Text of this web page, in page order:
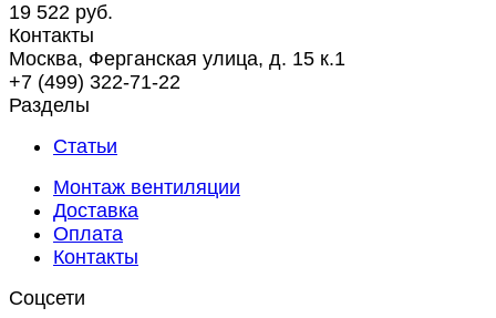
19 522 руб.
Контакты
Москва, Ферганская улица, д. 15 к.1
+7 (499) 322-71-22
Разделы
Статьи
Монтаж вентиляции
Доставка
Оплата
Контакты
Соцсети